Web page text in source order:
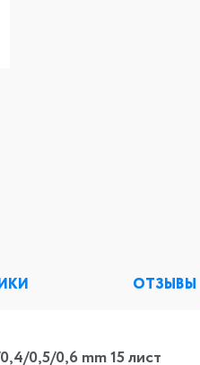
ОТЗЫВЫ
0,5/0,6 mm 15 лист